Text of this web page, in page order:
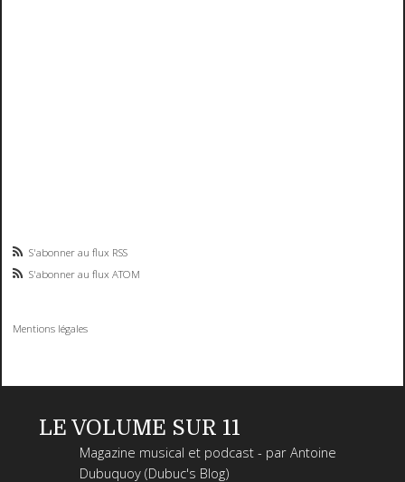
S'abonner au flux RSS
S'abonner au flux ATOM
Mentions légales
LE VOLUME SUR 11
Magazine musical et podcast - par Antoine
Dubuquoy (Dubuc's Blog)